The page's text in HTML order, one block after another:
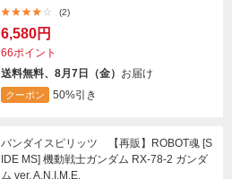
(2)
6,580円
66ポイント
送料無料、8月7日（金） お届け
クーポン 50%引き
バンダイスピリッツ 【再販】ROBOT魂 [S
IDE MS] 機動戦士ガンダム RX-78-2 ガンダ
ム ver. A.N.I.M.E.